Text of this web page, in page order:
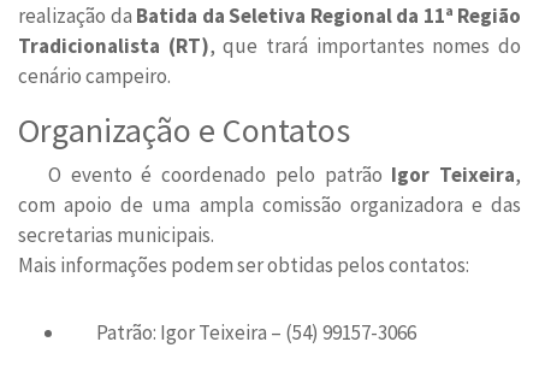
realização da Batida da Seletiva Regional da 11ª Região
Tradicionalista (RT), que trará importantes nomes do
cenário campeiro.
Organização e Contatos
O evento é coordenado pelo patrão Igor Teixeira,
com apoio de uma ampla comissão organizadora e das
secretarias municipais.
Mais informações podem ser obtidas pelos contatos:
Patrão: Igor Teixeira – (54) 99157-3066